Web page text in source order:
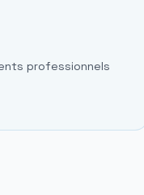
professionnels